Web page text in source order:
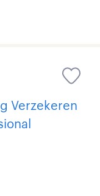
Verzekeren